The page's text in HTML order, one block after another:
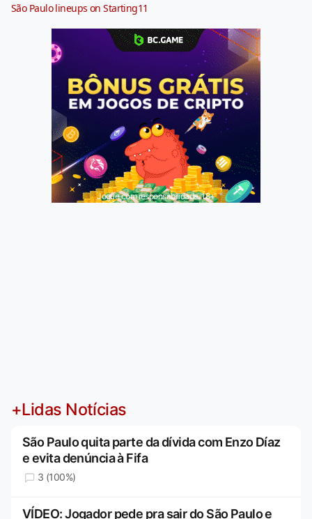
São Paulo lineups on Starting11
Jogue com responsabilidade. 18+
+Lidas Notícias
São Paulo quita parte da dívida com Enzo Díaz
e evita denúncia à Fifa
3 (100%)
VÍDEO: Jogador pede pra sair do São Paulo e